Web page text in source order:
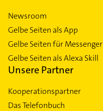
Newsroom
Gelbe Seiten als App
Gelbe Seiten für Messenger
Gelbe Seiten als Alexa Skill
Unsere Partner
Kooperationspartner
Das Telefonbuch